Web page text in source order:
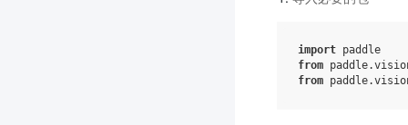
import paddle
from
from